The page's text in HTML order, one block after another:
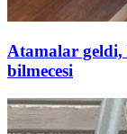
Atamalar
bilmecesi